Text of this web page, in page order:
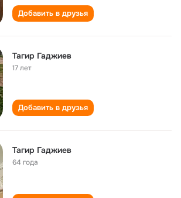
Добавить в друзья
Тагир Гаджиев
17 лет
Добавить в друзья
Тагир Гаджиев
64 года